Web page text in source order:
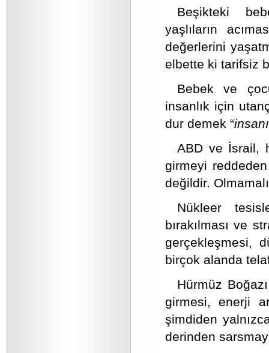
Beşikteki
yaşlıların
değerlerini
elbette ki tarifsiz
Bebek ve
insanlık için
dur demek “
ABD ve İsrail,
girmeyi
değildir.
Nükleer
bırakılması ve
gerçekleşmesi,
birçok alanda
Hürmüz
girmesi, enerji
şimdiden
derinden